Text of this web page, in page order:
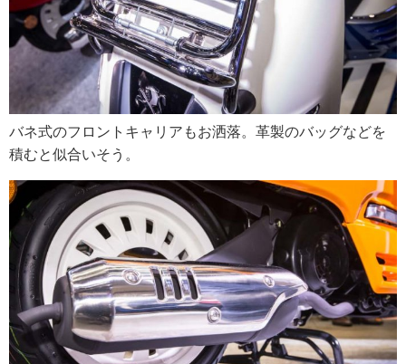
バネ式のフロントキャリアもお洒落。革製のバッグなどを
積むと似合いそう。